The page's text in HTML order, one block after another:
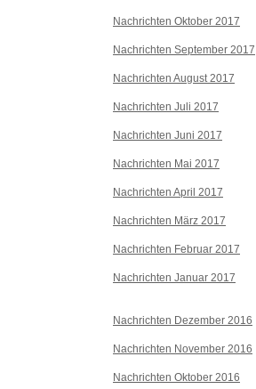
Nachrichten Oktober 2017
Nachrichten September 2017
Nachrichten August 2017
Nachrichten Juli 2017
Nachrichten Juni 2017
Nachrichten Mai 2017
Nachrichten April 2017
Nachrichten März 2017
Nachrichten Februar 2017
Nachrichten Januar 2017
Nachrichten Dezember 2016
Nachrichten November 2016
Nachrichten Oktober 2016